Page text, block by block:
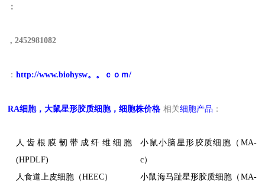
：
,2452981082
：http://www.biohysw。。ｃｏｍ/
RA细胞，大鼠星形胶质细胞，细胞株价格 相关细胞产品 ：
人齿根膜韧带成纤维细胞
(HPDLF)
小鼠小脑星形胶质细胞（MA-
c）
人食道上皮细胞（HEEC）
小鼠海马趾星形胶质细胞（MA-